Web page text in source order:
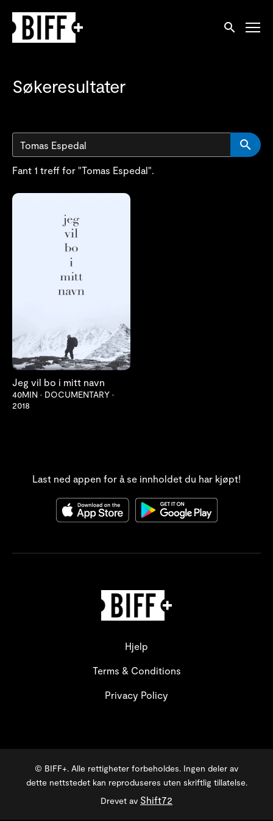
Tilgjengelighetslenker
Søk
Søkeresultater
Fant 1 treff for "Tomas Espedal".
Jeg vil bo i mitt navn
40MIN • DOCUMENTARY •
2018
Last ned appen for å se innholdet du har kjøpt!
Hjelp
Terms & Conditions
Privacy Policy
© BIFF+. Alle rettigheter forbeholdes. Ingen deler av
dette nettstedet kan reproduseres uten skriftlig tillatelse.
Drevet av Shift72